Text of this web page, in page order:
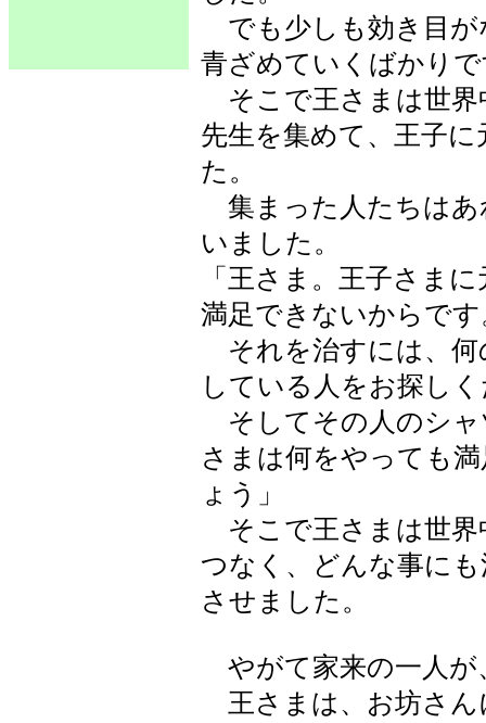
でも少しも効き目が
青ざめていくばかり
そこで王さまは世界
先生を集めて、王子
た。
集まった人たちはあ
いました。
「王さま。王子さま
満足できないからです
それを治すには、何
している人をお探し
そしてその人のシャ
さまは何をやっても
ょう」
そこで王さまは世界
つなく、どんな事に
させました。
やがて家来の一人が
王さまは、お坊さん